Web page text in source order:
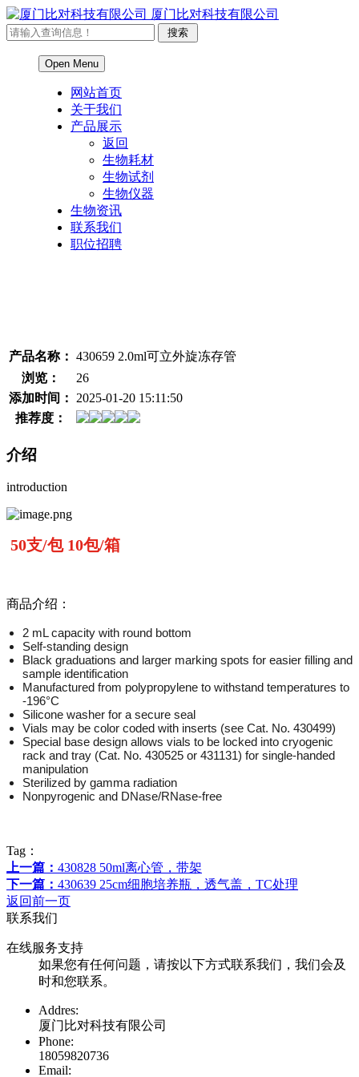
厦门比对科技有限公司
Open Menu
网站首页
关于我们
产品展示
返回
生物耗材
生物试剂
生物仪器
生物资讯
联系我们
职位招聘
产品名称： 430659 2.0ml可立外旋冻存管
浏览：
26
添加时间：
2025-01-20 15:11:50
推荐度：
介绍
introduction
50支/包 10包/箱
商品介绍：
2 mL capacity with round bottom
Self-standing design
Black graduations and larger marking spots for easier filling and
sample identification
Manufactured from polypropylene to withstand temperatures to
-196°C
Silicone washer for a secure seal
Vials may be color coded with inserts (see Cat. No. 430499)
Special base design allows vials to be locked into cryogenic
rack and tray (Cat. No. 430525 or 431131) for single-handed
manipulation
Sterilized by gamma radiation
Nonpyrogenic and DNase/RNase-free
Tag：
上一篇： 430828 50ml离心管，带架
下一篇： 430639 25cm细胞培养瓶，透气盖，TC处理
返回前一页
联系我们
在线服务支持
如果您有任何问题，请按以下方式联系我们，我们会及
时和您联系。
Addres:
厦门比对科技有限公司
Phone:
18059820736
Email: